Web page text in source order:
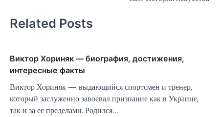
Related Posts
Виктор Хориняк — биография, достижения,
интересные факты
Виктор Хориняк — выдающийся спортсмен и тренер,
который заслуженно завоевал признание как в Украине,
так и за ее пределами. Родился…